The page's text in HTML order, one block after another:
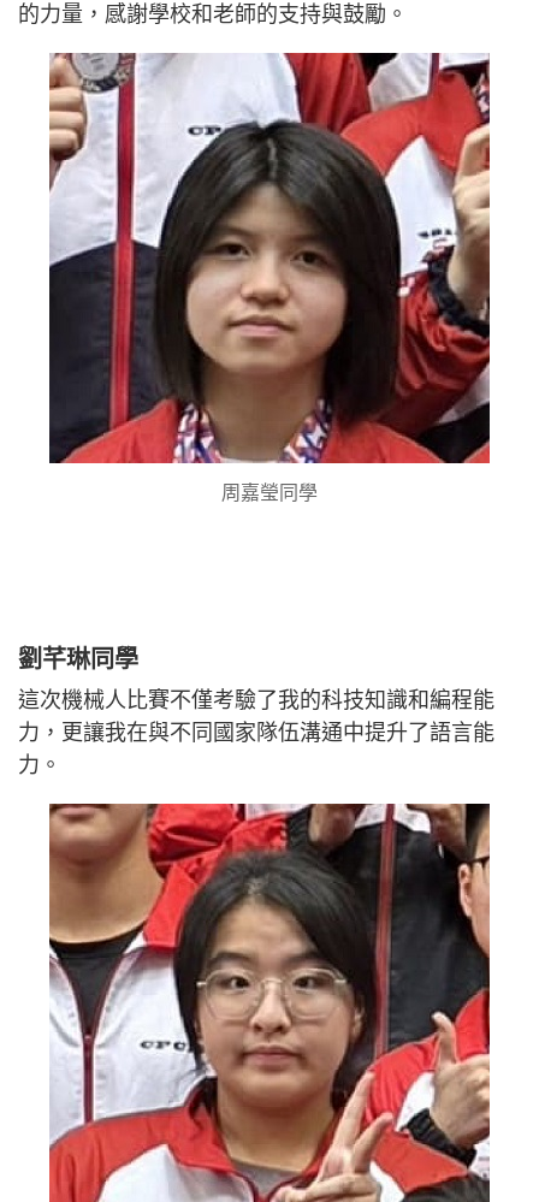
的力量，感謝學校和老師的支持與鼓勵。
周嘉瑩同學
劉芊琳同學
這次機械人比賽不僅考驗了我的科技知識和編程能
力，更讓我在與不同國家隊伍溝通中提升了語言能
力。